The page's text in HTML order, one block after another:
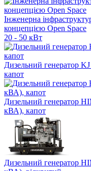
Інженерна
концепцією Open Space
20 - 50 кВт
Дизельний генератор
капот
Дизельний генератор
кВА), капот
Дизельний генератор